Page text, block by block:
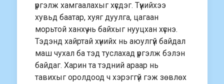
үргэлж хамгаалахыг хүсдэг. Түүнийхээ
хувьд баатар, хуяг дуулга, цагаан
морьтой ханхүү нь байхыг нууцхан хүснэ.
Тэдэнд хайртай хүнийх нь аюулгүй байдал
маш чухал ба тэд туслахад үргэлж бэлэн
байдаг. Харин та тэдний араар нь
тавихыг оролдоод ч хэрэггүй гэж зөвлөх